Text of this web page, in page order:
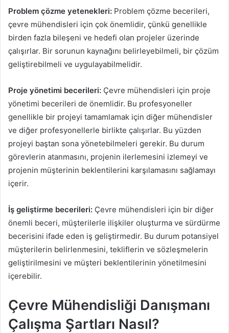
Problem çözme yetenekleri: Problem çözme becerileri,
çevre mühendisleri için çok önemlidir, çünkü genellikle
birden fazla bileşeni ve hedefi olan projeler üzerinde
çalışırlar. Bir sorunun kaynağını belirleyebilmeli, bir çözüm
geliştirebilmeli ve uygulayabilmelidir.
Proje yönetimi becerileri: Çevre mühendisleri için proje
yönetimi becerileri de önemlidir. Bu profesyoneller
genellikle bir projeyi tamamlamak için diğer mühendisler
ve diğer profesyonellerle birlikte çalışırlar. Bu yüzden
projeyi baştan sona yönetebilmeleri gerekir. Bu durum
görevlerin atanmasını, projenin ilerlemesini izlemeyi ve
projenin müşterinin beklentilerini karşılamasını sağlamayı
içerir.
İş geliştirme becerileri: Çevre mühendisleri için bir diğer
önemli beceri, müşterilerle ilişkiler oluşturma ve sürdürme
becerisini ifade eden iş geliştirmedir. Bu durum potansiyel
müşterilerin belirlenmesini, tekliflerin ve sözleşmelerin
geliştirilmesini ve müşteri beklentilerinin yönetilmesini
içerebilir.
Çevre Mühendisliği Danışmanı
Çalışma Şartları Nasıl?